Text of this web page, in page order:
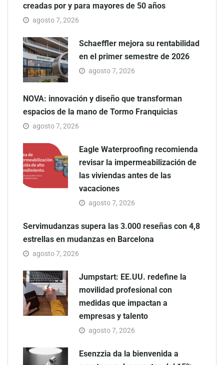
creadas por y para mayores de 50 años
agosto 7, 2026
Schaeffler mejora su rentabilidad
en el primer semestre de 2026
agosto 7, 2026
NOVA: innovación y diseño que transforman
espacios de la mano de Tormo Franquicias
agosto 7, 2026
Eagle Waterproofing recomienda
revisar la impermeabilización de
las viviendas antes de las
vacaciones
agosto 7, 2026
Servimudanzas supera las 3.000 reseñas con 4,8
estrellas en mudanzas en Barcelona
agosto 7, 2026
Jumpstart: EE.UU. redefine la
movilidad profesional con
medidas que impactan a
empresas y talento
agosto 7, 2026
Esenzzia da la bienvenida a